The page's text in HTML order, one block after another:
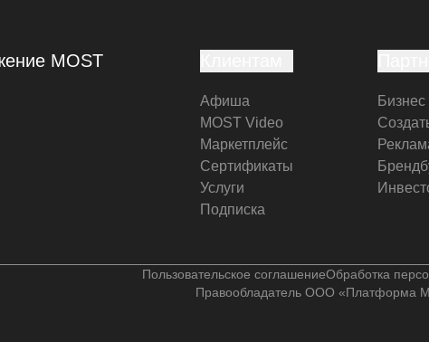
MOST
Афиша
MOST Video
Маркетплейс
Сертификаты
Услуги
Подписка
Бизнес
Пользовательское соглашениеОбработка
Правообладатель ООО «Платформа